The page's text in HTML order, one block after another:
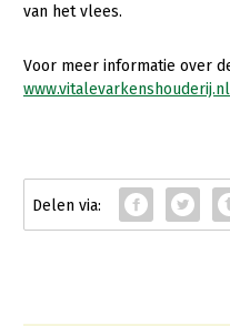
Schapenhouderij
Varkenshouderij
Vleesveehouderij
Akkerbouw
Biologische Landbouw
Multifunctionele
Multifunctioneel
Onderwerpen
van het vlees.
Voor meer informatie over
www.vitalevarkenshouderij.nl